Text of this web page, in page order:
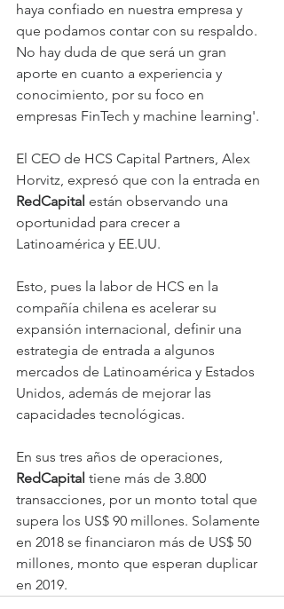
haya confiado en nuestra empresa y
que podamos contar con su respaldo.
No hay duda de que será un gran
aporte en cuanto a experiencia y
conocimiento, por su foco en
empresas FinTech y machine learning'.
El CEO de HCS Capital Partners, Alex
Horvitz, expresó que con la entrada en
RedCapital están observando una
oportunidad para crecer a
Latinoamérica y EE.UU.
Esto, pues la labor de HCS en la
compañía chilena es acelerar su
expansión internacional, definir una
estrategia de entrada a algunos
mercados de Latinoamérica y Estados
Unidos, además de mejorar las
capacidades tecnológicas.
En sus tres años de operaciones,
RedCapital tiene más de 3.800
transacciones, por un monto total que
supera los US$ 90 millones. Solamente
en 2018 se financiaron más de US$ 50
millones, monto que esperan duplicar
en 2019.